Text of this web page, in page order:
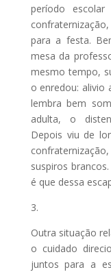
período
para a festa.
mesa da
mesmo tempo,
o enredou: alivio
lembra bem
adulta, o
Depois viu de
suspiros
é que dessa
3.
Outra situação
o cuidado
juntos para a